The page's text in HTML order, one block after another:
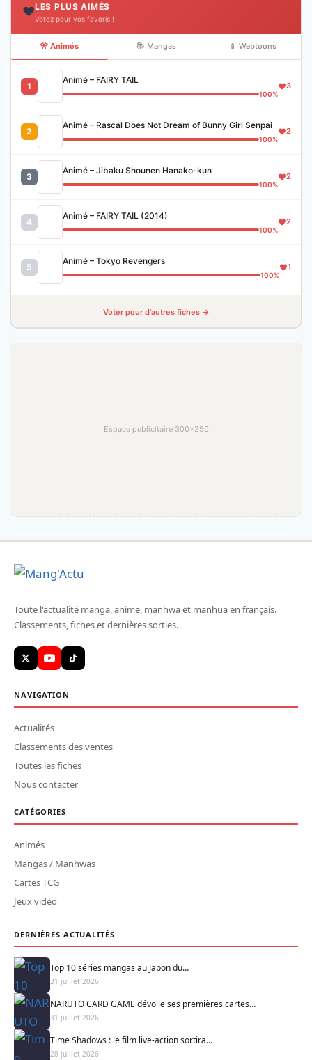
❤️LES PLUS AIMÉS
Votez pour vos favoris !
🎌 Animés 📚 Mangas 📱 Webtoons
1
Animé – FAIRY TAIL
100%
3
2
Animé – Rascal Does Not Dream of Bunny Girl Senpai
100%
2
3
Animé – Jibaku Shounen Hanako-kun
100%
2
4
Animé – FAIRY TAIL (2014)
100%
2
5
Animé – Tokyo Revengers
100%
1
Voter pour d'autres fiches →
Espace publicitaire 300×250
Toute l'actualité manga, anime, manhwa et manhua en français.
Classements, fiches et dernières sorties.
NAVIGATION
Actualités
Classements des ventes
Toutes les fiches
Nous contacter
CATÉGORIES
Animés
Mangas / Manhwas
Cartes TCG
Jeux vidéo
DERNIÈRES ACTUALITÉS
Top 10 séries mangas au Japon du…
31 juillet 2026
NARUTO CARD GAME dévoile ses premières cartes…
31 juillet 2026
Time Shadows : le film live-action sortira…
28 juillet 2026